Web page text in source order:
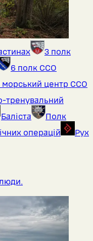
3 полк
6 полк ССО
морський центр ССО
тренувальний
Баліста
Полк
операцій
Рух